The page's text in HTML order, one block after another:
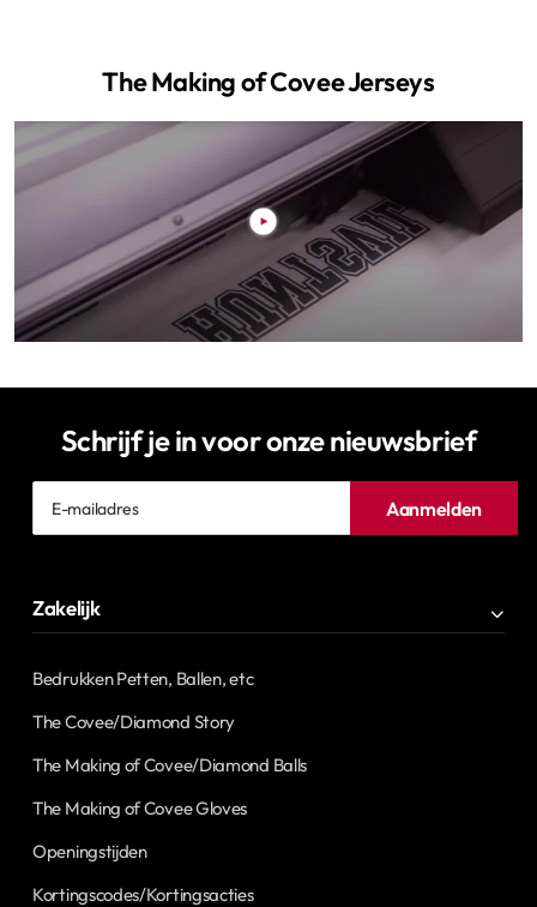
The Making of Covee Jerseys
Schrijf je in voor onze nieuwsbrief
mailadres
Aanmelden
Zakelijk
Bedrukken Petten, Ballen, etc
The Covee/Diamond Story
The Making of Covee/Diamond Balls
The Making of Covee Gloves
Openingstijden
Kortingscodes/Kortingsacties